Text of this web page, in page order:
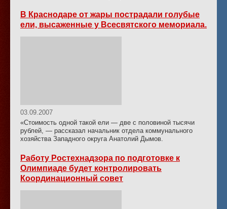
В Краснодаре от жары пострадали голубые
ели, высаженные у Всесвятского мемориала.
03.09.2007
«Стоимость одной такой ели — две с половиной тысячи
рублей, — рассказал начальник отдела коммунального
хозяйства Западного округа Анатолий Дымов.
Работу Ростехнадзора по подготовке к
Олимпиаде будет контролировать
Координационный совет